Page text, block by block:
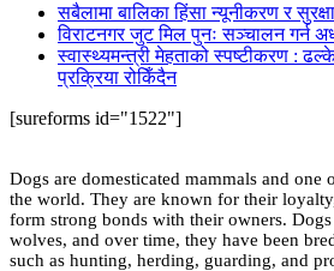
सबैलामा बालिका हिंसा न्यूनीकरण र
विराटनगर जुट मिल पुनः सञ्चालन गर्न
स्वास्थ्यमन्त्री मेहताको स्पष्टीकरण :
प्रक्रिया रोकिँदैन
[sureforms id="1522"]
Dogs are domesticated mammals and one
the world. They are known for their
form strong bonds with their owners. Dogs
wolves, and over time, they have been
such as hunting, herding, guarding, and